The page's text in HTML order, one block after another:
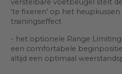
verstelbare voetbeugel stelt
‘te fixeren’ op het
trainingseffect
- het optionele Range
een comfortabele
altijd een optimaal